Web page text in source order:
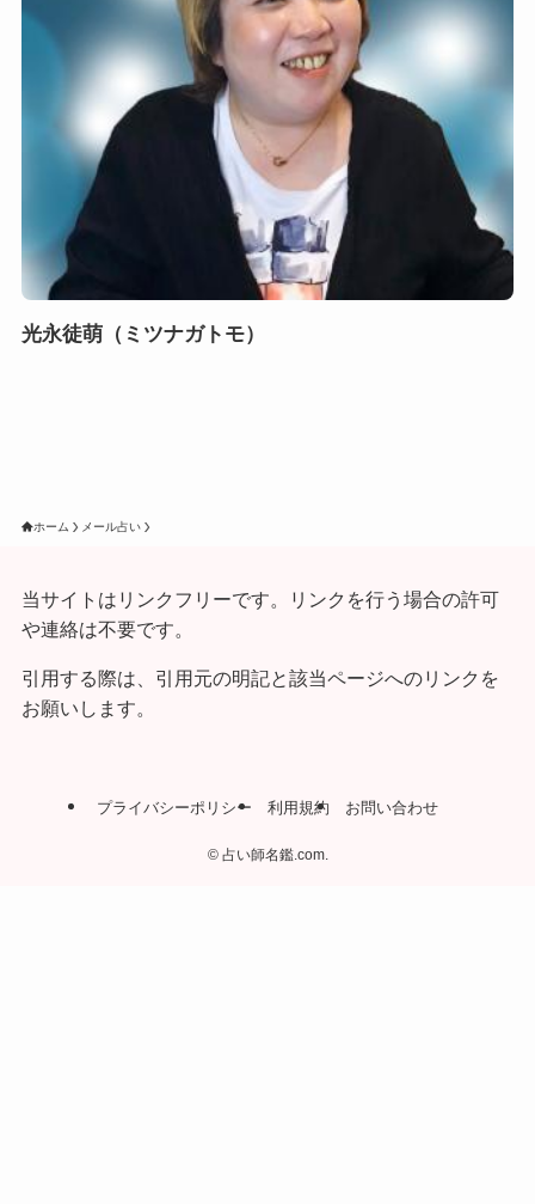
光永徒萌（ミツナガトモ）
ホーム メール占い
当サイトはリンクフリーです。リンクを行う場合の許可
や連絡は不要です。
引用する際は、引用元の明記と該当ページへのリンクを
お願いします。
プライバシーポリシー 利用規約 お問い合わせ
©占い師名鑑.com.